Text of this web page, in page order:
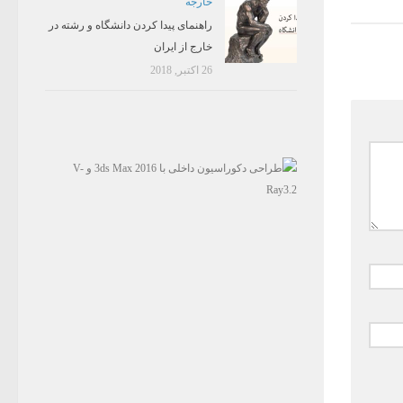
راهنمای پیدا کردن دانشگاه و رشته در
خارج از ایران
26 اکتبر, 2018